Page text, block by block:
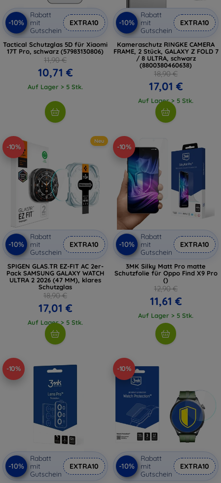
-10%
Rabatt
mit
Gutschein
EXTRA10
Tactical Schutzglas 5D für Xiaomi
17T Pro, schwarz (57983130806)
11,90 €
10,71 €
Auf Lager > 5 Stk.
-10%
Rabatt
mit
Gutschein
EXTRA10
Kameraschutz RINGKE CAMERA
FRAME, 2 Stück, GALAXY Z FOLD 7
/ 8 ULTRA, schwarz
(8800380460638)
18,90 €
17,01 €
Auf Lager > 5 Stk.
-10%
Neu
-10%
Rabatt
mit
Gutschein
EXTRA10
SPIGEN GLAS.TR EZ-FIT AC 2er-
Pack SAMSUNG GALAXY WATCH
ULTRA 2 2026 (47 MM), klares
Schutzglas
18,90 €
17,01 €
Auf Lager > 5 Stk.
-10%
-10%
Rabatt
mit
Gutschein
EXTRA10
3MK Silky Matt Pro matte
Schutzfolie für Oppo Find X9 Pro
()
12,90 €
11,61 €
Auf Lager > 5 Stk.
-10%
-10%
Rabatt
mit
Gutschein
EXTRA10
-10%
-10%
Rabatt
mit
Gutschein
EXTRA10